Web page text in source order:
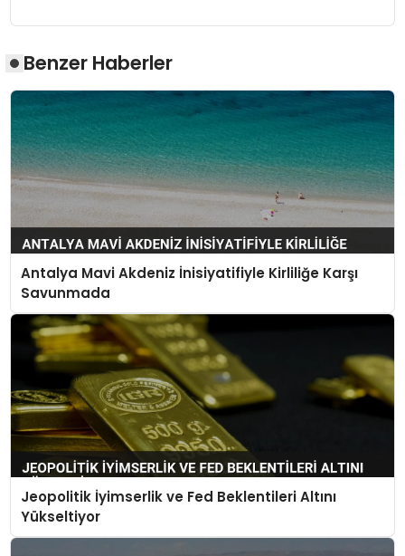
Benzer Haberler
Antalya Mavi Akdeniz İnisiyatifiyle Kirliliğe Karşı
Savunmada
Jeopolitik İyimserlik ve Fed Beklentileri Altını
Yükseltiyor